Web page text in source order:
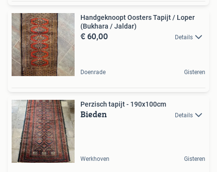
Handgeknoopt Oosters Tapijt / Loper
(Bukhara / Jaldar)
€ 60,00 Details
Doenrade Gisteren
Perzisch tapijt - 190x100cm
Bieden Details
Werkhoven Gisteren